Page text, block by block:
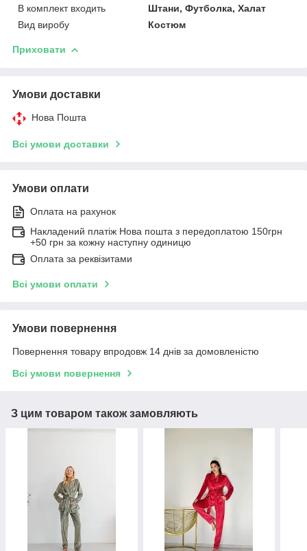
В комплект входить
Штани, Футболка, Халат
Вид виробу
Костюм
Приховати
Умови доставки
Нова Пошта
Всі умови доставки
Умови оплати
Оплата на рахунок
Накладений платіж Нова пошта з передоплатою 150грн
+50 грн за кожну наступну одиницю
Оплата за реквізитами
Всі умови оплати
Умови повернення
Повернення товару впродовж 14 днів за домовленістю
Всі умови повернення
З цим товаром також замовляють